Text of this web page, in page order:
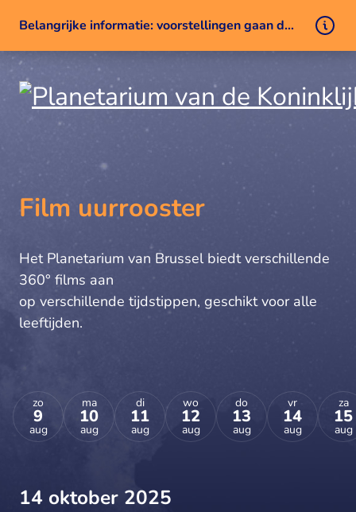
Belangrijke informatie: voorstellingen gaan door ondanks een technisch probleem
Film uurrooster
Het Planetarium van Brussel biedt verschillende
360° films aan
op verschillende tijdstippen, geschikt voor alle
leeftijden.
zo
9
aug
ma
10
aug
di
11
aug
wo
12
aug
do
13
aug
vr
14
aug
za
15
aug
14 oktober 2025